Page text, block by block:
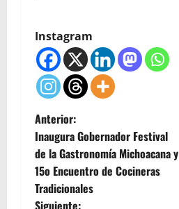
Instagram
N
a
v
Anterior:
Inaugura Gobernador Festival
de la Gastronomía Michoacana y
15o Encuentro de Cocineras
Tradicionales